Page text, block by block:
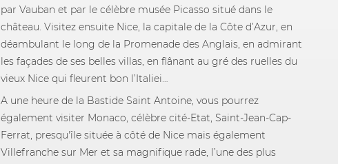
par Vauban et par le célèbre musée Picasso situé dans le
château. Visitez ensuite Nice, la capitale de la Côte d’Azur, en
déambulant le long de la Promenade des Anglais, en admirant
les façades de ses belles villas, en flânant au gré des ruelles du
vieux Nice qui fleurent bon l’Italiei…
A une heure de la Bastide Saint Antoine, vous pourrez
également visiter Monaco, célèbre cité-Etat, Saint-Jean-Cap-
Ferrat, presqu'île située à côté de Nice mais également
Villefranche sur Mer et sa magnifique rade, l’une des plus